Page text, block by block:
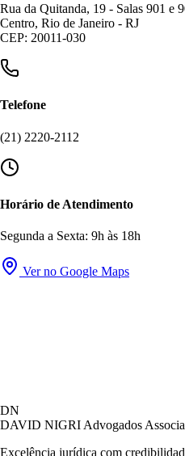
Rua da Quitanda, 19 - Salas 901 e
Centro, Rio de Janeiro - RJ
CEP: 20011-030
Telefone
(21) 2220-2112
Horário de Atendimento
Segunda a Sexta: 9h às 18h
Ver no Google Maps
DN
DAVID NIGRI Advogados
Excelência jurídica com